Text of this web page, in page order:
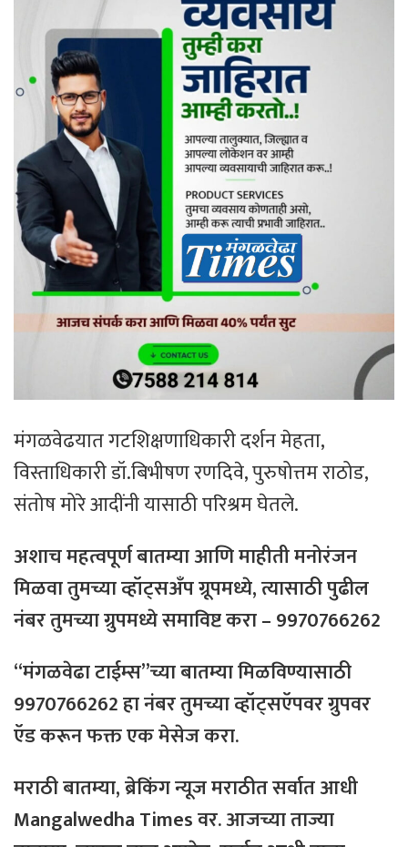
मंगळवेढयात गटशिक्षणाधिकारी दर्शन मेहता,
विस्ताधिकारी डॉ.बिभीषण रणदिवे, पुरुषोत्तम राठोड,
संतोष मोरे आदींनी यासाठी परिश्रम घेतले.
अशाच महत्वपूर्ण बातम्या आणि माहीती मनोरंजन
मिळवा तुमच्या व्हॉट्सअँप ग्रूपमध्ये, त्यासाठीपुढील
नंबरतुमच्याग्रुपमध्येसमाविष्टकरा – 9970766262
“मंगळवेढा टाईम्स”च्या बातम्या मिळविण्यासाठी
9970766262 हा नंबर तुमच्या व्हॉट्सऍपवर ग्रुपवर
ऍड करून फक्त एक मेसेज करा.
मराठी बातम्या, ब्रेकिंग न्यूज मराठीत सर्वात आधी
Mangalwedha Times वर. आजच्या ताज्या